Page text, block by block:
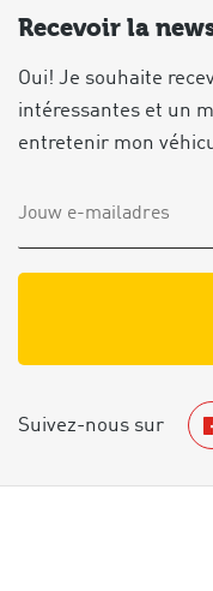
Recevoir la
Oui! Je souhaite
intéressantes et un
entretenir mon
Suivez-nous sur